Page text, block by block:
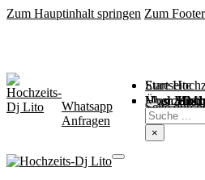
Zum Hauptinhalt springen Zum
Startseite
Eure
Über Mich
Music /
Seite
Suchen
×
Whatsapp
Anfragen